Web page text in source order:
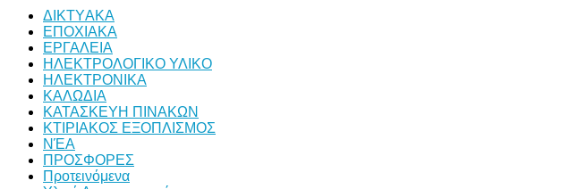
ΔΙKTΥAKA
ΕΠΟΧΙΑΚΑ
ΕΡΓΑΛΕΙΑ
ΗΛΕΚΤΡΟΛΟΓΙΚΟ ΥΛΙΚΟ
ΗΛΕΚΤΡΟΝΙΚΑ
ΚΑΛΩΔΙΑ
ΚΑΤΑΣΚΕΥΗ ΠΙΝΑΚΩΝ
ΚΤΙΡΙΑΚΟΣ ΕΞΟΠΛΙΣΜΟΣ
ΝΈΑ
ΠΡΟΣΦΟΡΕΣ
Προτεινόμενα